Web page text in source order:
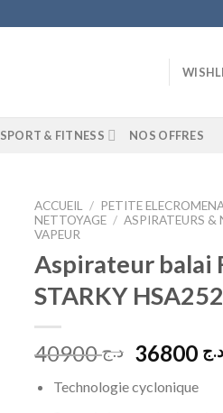
SPORT & FITNESS NOS OFFRES
ACCUEIL / PETITE
NETTOYAGE / ASPIRATEURS &
VAPEUR
Aspirateur balai
STARKY
د.ج40900
Le
initial
د.ج
Technologie cyclonique